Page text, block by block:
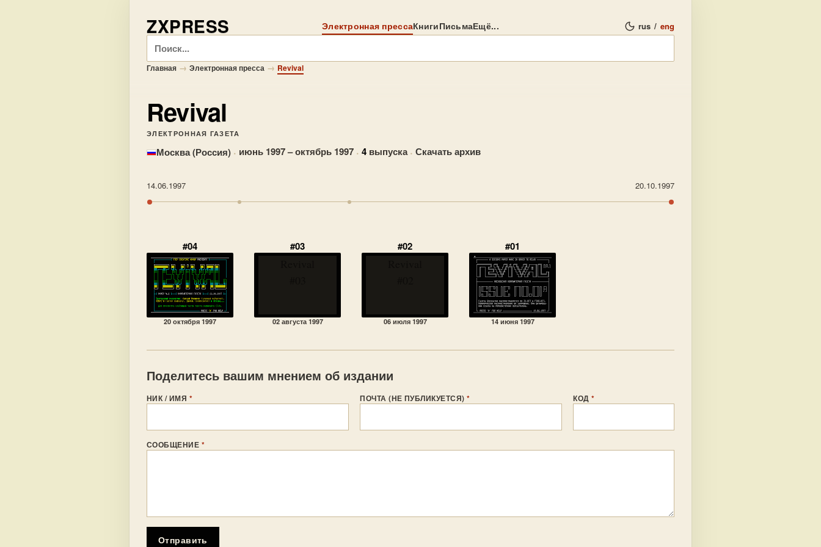
ZXPRESS Электронная прессаКнигиПисьмаЕщё... rus / eng
Поиск
Главная → Электронная пресса → Revival
Revival
ЭЛЕКТРОННАЯ ГАЗЕТА
Москва (Россия) · июнь 1997 – октябрь 1997 · 4 выпуска · Скачать архив
14.06.1997 20.10.1997
#04
20 октября 1997
#03
02 августа 1997
#02
06 июля 1997
#01
14 июня 1997
Поделитесь вашим мнением об издании
НИК / ИМЯ * ПОЧТА (НЕ ПУБЛИКУЕТСЯ)* КОД*
СООБЩЕНИЕ *
Отправить